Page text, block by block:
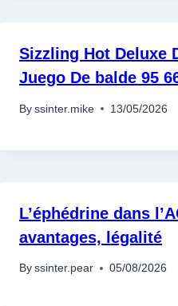
Sizzling Hot Deluxe
Juego De balde 95
By ssinter.mike 13/05/2026
L’éphédrine dans
avantages, légalité
By ssinter.pear 05/08/2026